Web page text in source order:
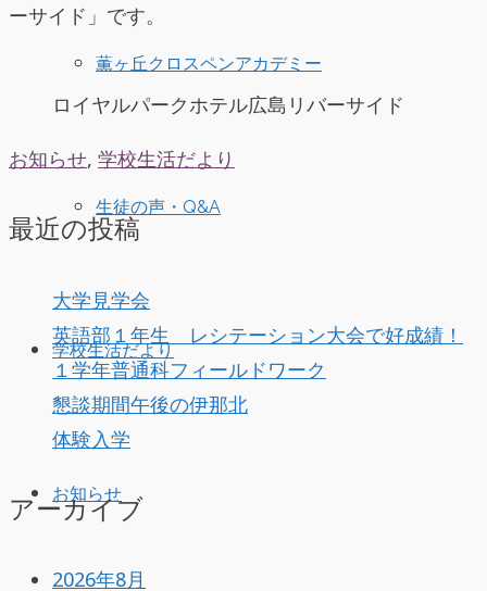
薫ヶ丘クロスペンアカデミー
生徒の声・Q&A
学校生活だより
お知らせ
ーサイド」です。
ロイヤルパークホテル広島リバーサイド
お知らせ, 学校生活だより
最近の投稿
大学見学会
英語部１年生 レシテーション大会で好成績！
１学年普通科フィールドワーク
懇談期間午後の伊那北
体験入学
アーカイブ
2026年8月